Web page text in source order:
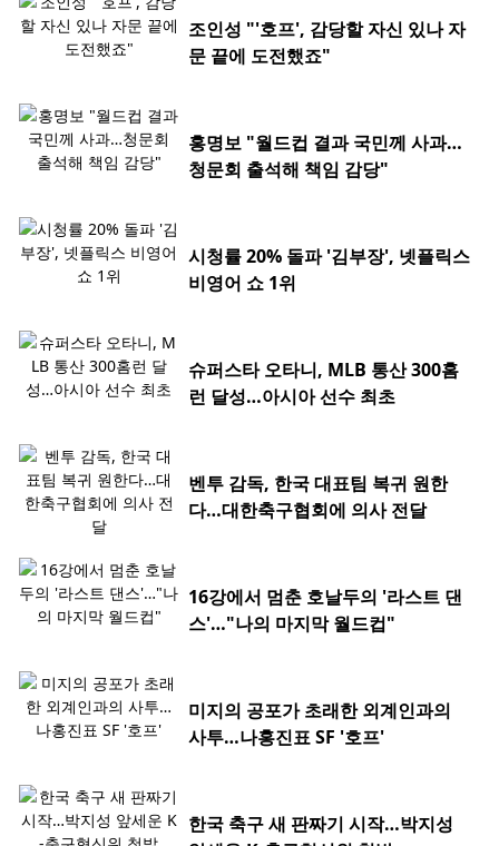
조인성 "'호프', 감당할 자신 있나 자
문 끝에 도전했죠"
홍명보 "월드컵 결과 국민께 사과…
청문회 출석해 책임 감당"
시청률 20% 돌파 '김부장', 넷플릭스
비영어 쇼 1위
슈퍼스타 오타니, MLB 통산 300홈
런 달성…아시아 선수 최초
벤투 감독, 한국 대표팀 복귀 원한
다…대한축구협회에 의사 전달
16강에서 멈춘 호날두의 '라스트 댄
스'…"나의 마지막 월드컵"
미지의 공포가 초래한 외계인과의
사투…나홍진표 SF '호프'
한국 축구 새 판짜기 시작…박지성